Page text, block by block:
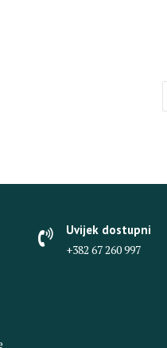
Uvijek dostupni
+382 67 260 997